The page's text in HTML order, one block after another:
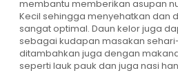
membantu memberikan asupan
Kecil sehingga menyehatkan dan
sangat optimal. Daun kelor juga
sebagai kudapan masakan
ditambahkan juga dengan
seperti lauk pauk dan juga nasi